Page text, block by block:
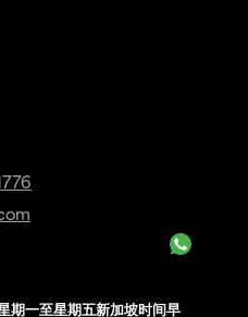
期一至星期五新加坡时间早